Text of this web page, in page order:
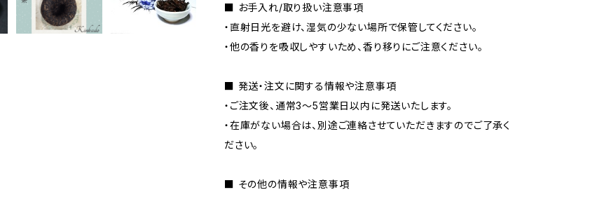
■ お手入れ/取り扱い注意事項
・直射日光を避け、湿気の少ない場所で保管してください。
・他の香りを吸収しやすいため、香り移りにご注意ください。
■ 発送・注文に関する情報や注意事項
・ご注文後、通常3〜5営業日以内に発送いたします。
・在庫がない場合は、別途ご連絡させていただきますのでご了承く
ださい。
■ その他の情報や注意事項